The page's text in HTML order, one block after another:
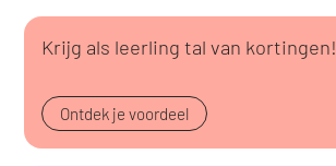
Krijg als leerling tal van kortingen!
Ontdek je voordeel